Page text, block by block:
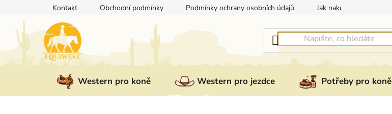
obsah
Kontakt Obchodní podmínky Podmínky ochrany osobních údajů Jak nakupovat
Western pro koně Western pro jezdce Potřeby pro koně